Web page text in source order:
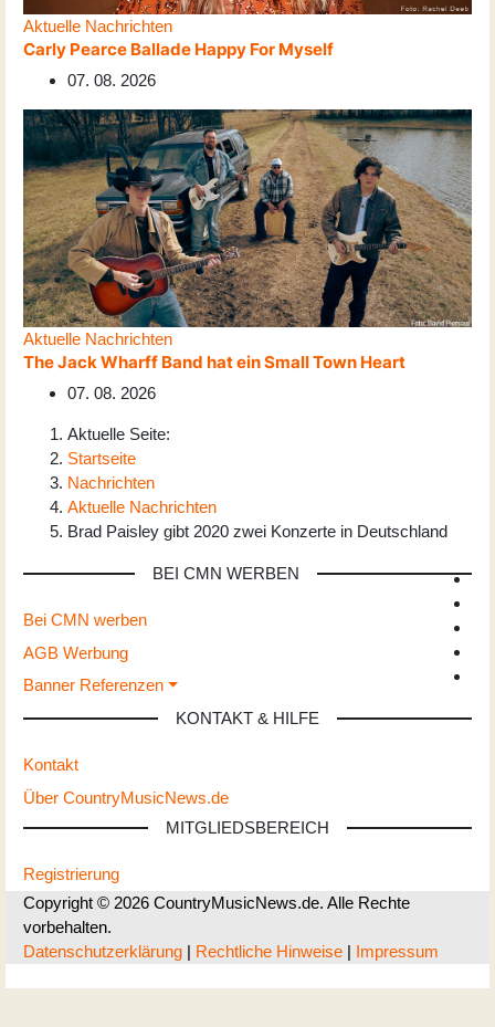
Aktuelle Nachrichten
Carly Pearce Ballade Happy For Myself
07. 08. 2026
Aktuelle Nachrichten
The Jack Wharff Band hat ein Small Town Heart
07. 08. 2026
Aktuelle Seite:
Startseite
Nachrichten
Aktuelle Nachrichten
Brad Paisley gibt 2020 zwei Konzerte in Deutschland
BEI CMN WERBEN
Bei CMN werben
AGB Werbung
Banner Referenzen
KONTAKT & HILFE
Kontakt
Über CountryMusicNews.de
MITGLIEDSBEREICH
Registrierung
Copyright © 2026 CountryMusicNews.de. Alle Rechte
vorbehalten.
Datenschutzerklärung | Rechtliche Hinweise | Impressum